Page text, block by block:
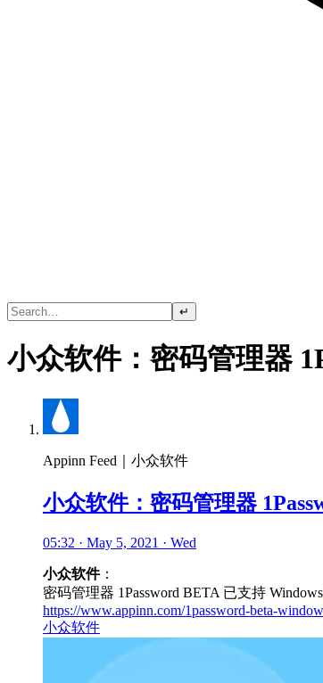
↵
小众软件：密码管理器
Appinn Feed｜小众软件
小众软件：密码管理器
05:32 · May 5, 2021 · Wed
小众软件：
密码管理器 1Password BETA 已支持
https://www.appinn.com/1password-beta-
小众软件